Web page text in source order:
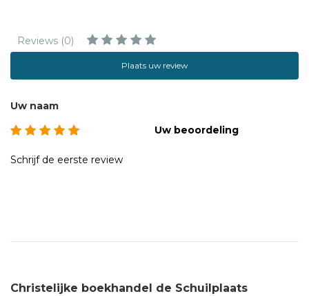
Reviews (0)
Plaats uw review
Uw naam
Uw beoordeling
Schrijf de eerste review
Christelijke boekhandel de Schuilplaats